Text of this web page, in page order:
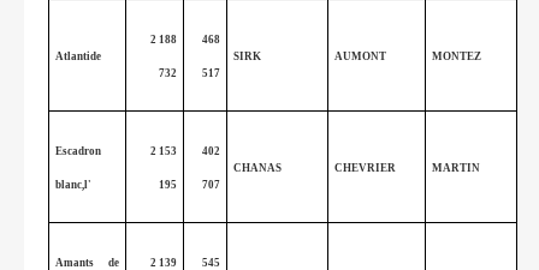
Atlantide
2 188
732
468
517
SIRK AUMONT MONTEZ
Escadron
blanc,l'
2 153
195
402
707
CHANAS CHEVRIER MARTIN
Amants de 2 139 545